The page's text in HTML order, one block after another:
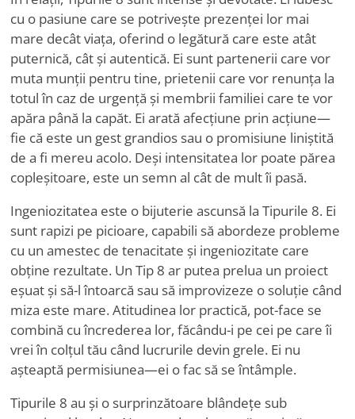
cu o pasiune care se potrivește prezenței lor mai
mare decât viața, oferind o legătură care este atât
puternică, cât și autentică. Ei sunt partenerii care vor
muta munții pentru tine, prietenii care vor renunța la
totul în caz de urgență și membrii familiei care te vor
apăra până la capăt. Ei arată afecțiune prin acțiune—
fie că este un gest grandios sau o promisiune liniștită
de a fi mereu acolo. Deși intensitatea lor poate părea
copleșitoare, este un semn al cât de mult îi pasă.
Ingeniozitatea este o bijuterie ascunsă la Tipurile 8. Ei
sunt rapizi pe picioare, capabili să abordeze probleme
cu un amestec de tenacitate și ingeniozitate care
obține rezultate. Un Tip 8 ar putea prelua un proiect
eșuat și să-l întoarcă sau să improvizeze o soluție când
miza este mare. Atitudinea lor practică, pot-face se
combină cu încrederea lor, făcându-i pe cei pe care îi
vrei în colțul tău când lucrurile devin grele. Ei nu
așteaptă permisiunea—ei o fac să se întâmple.
Tipurile 8 au și o surprinzătoare blândețe sub